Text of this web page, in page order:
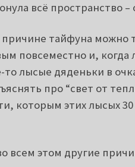
всё пространство
тайфуна можно
повсеместно и,
то лысые дяденьки в
про “свет от
которым этих лысых
этом другие